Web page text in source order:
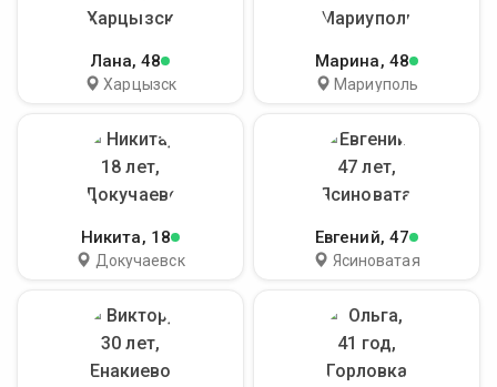
Лана, 48
Харцызск
Марина, 48
Мариуполь
Никита, 18
Докучаевск
Евгений, 47
Ясиноватая